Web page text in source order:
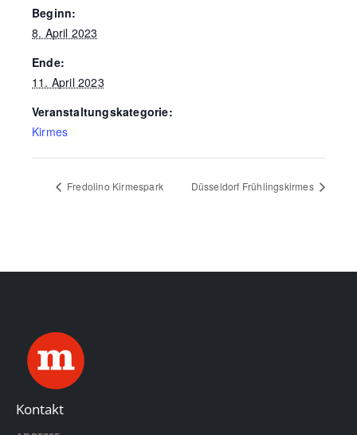
Beginn:
8. April 2023
Ende:
11. April 2023
Veranstaltungskategorie:
Kirmes
Fredolino Kirmespark Düsseldorf Frühlingskirmes
Kontakt